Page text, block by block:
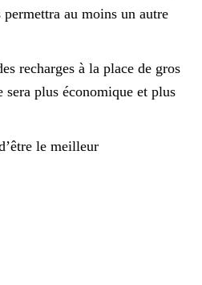
permettra au moins un autre
recharges à la place de gros
sera plus économique et plus
le meilleur